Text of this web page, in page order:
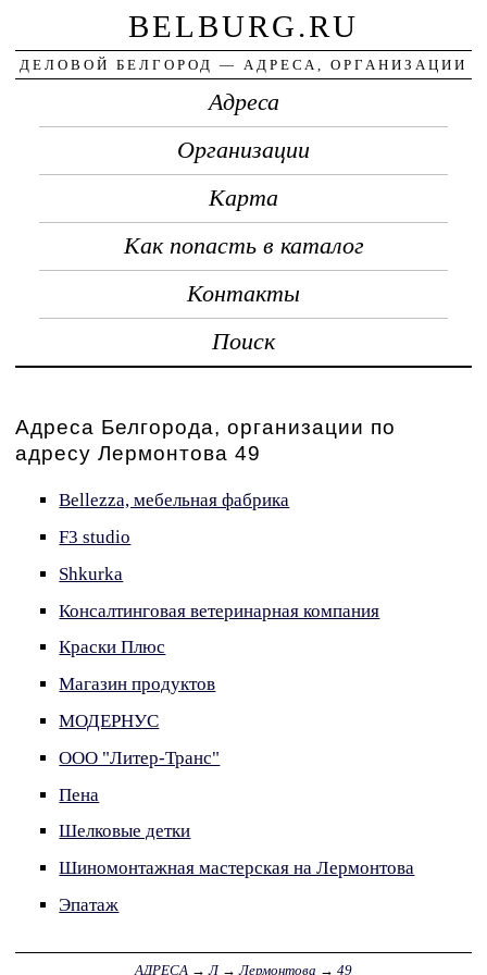
BELBURG.RU
ДЕЛОВОЙ БЕЛГОРОД — АДРЕСА, ОРГАНИЗАЦИИ
Адреса
Организации
Карта
Как попасть в каталог
Контакты
Поиск
Адреса Белгорода, организации по
адресу Лермонтова 49
Bellezza, мебельная фабрика
F3 studio
Shkurka
Консалтинговая ветеринарная компания
Краски Плюс
Магазин продуктов
МОДЕРНУС
ООО "Литер-Транс"
Пена
Шелковые детки
Шиномонтажная мастерская на Лермонтова
Эпатаж
АДРЕСА →Л→Лермонтова → 49